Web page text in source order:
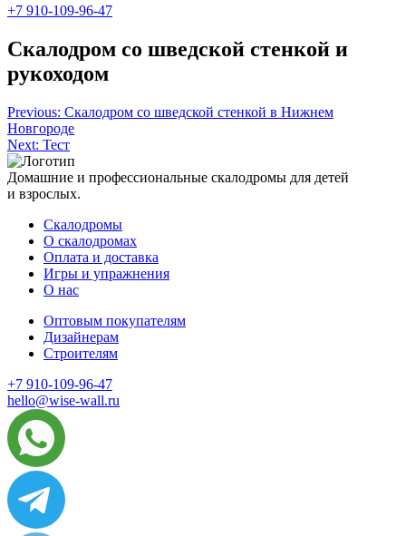
+7 910-109-96-47
Скалодром со шведской стенкой и
рукоходом
Навигация
по
записям
Previous: Скалодром со шведской стенкой в Нижнем
Новгороде
Next: Тест
Домашние и профессиональные скалодромы для детей
и взрослых.
Скалодромы
О скалодромах
Оплата и доставка
Игры и упражнения
О нас
Оптовым покупателям
Дизайнерам
Строителям
+7 910-109-96-47
hello@wise-wall.ru